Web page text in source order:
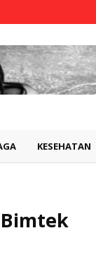
KESEHATAN